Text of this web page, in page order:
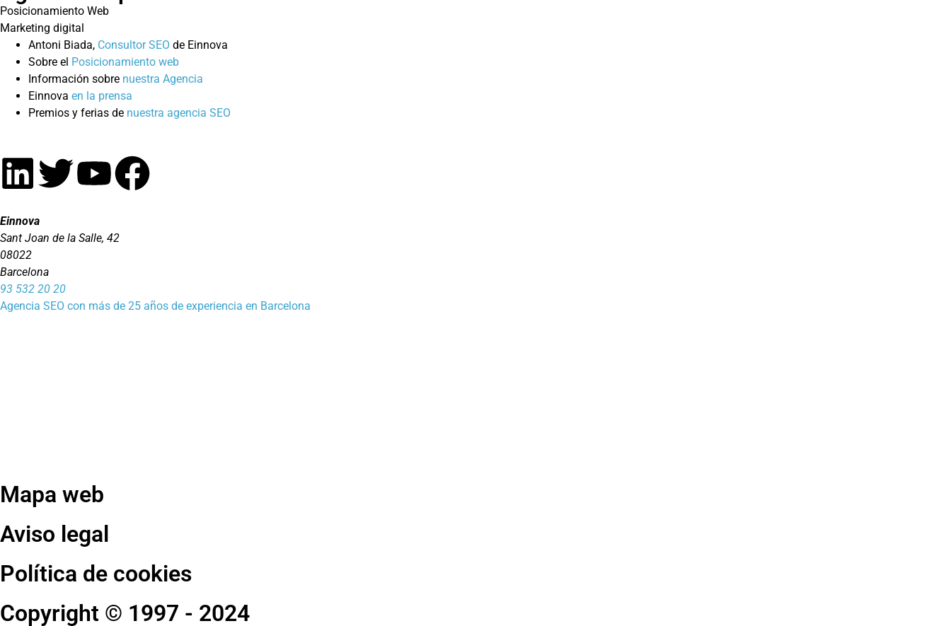
Posicionamiento Web
Marketing digital
Antoni Biada, Consultor SEO de Einnova
Sobre el Posicionamiento web
Información sobre nuestra Agencia
Einnova en la prensa
Premios y ferias de nuestra agencia SEO
Einnova
Sant Joan de la Salle, 42
08022
Barcelona
93 532 20 20
Agencia SEO con más de 25 años de experiencia en Barcelona
Mapa web
Aviso legal
Política de cookies
Copyright © 1997 - 2024